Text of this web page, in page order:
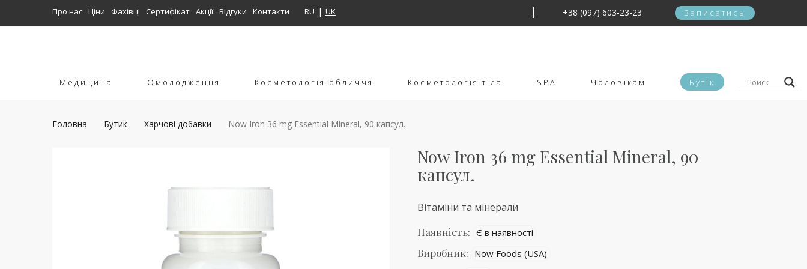
Про нас Ціни Фахівці Сертифікат Акції Відгуки Контакти RU UK +38 (097) 603-23-23 Записатись
Медицина Омолодження Косметологія обличчя Косметологія тіла SPA Чоловікам Бутік
Головна Бутик Харчові добавки Now Iron 36 mg Essential Mineral, 90 капсул.
Now Iron 36 mg Essential Mineral, 90
капсул.
Вітаміни та мінерали
Наявність: Є в наявності
Виробник: Now Foods (USA)